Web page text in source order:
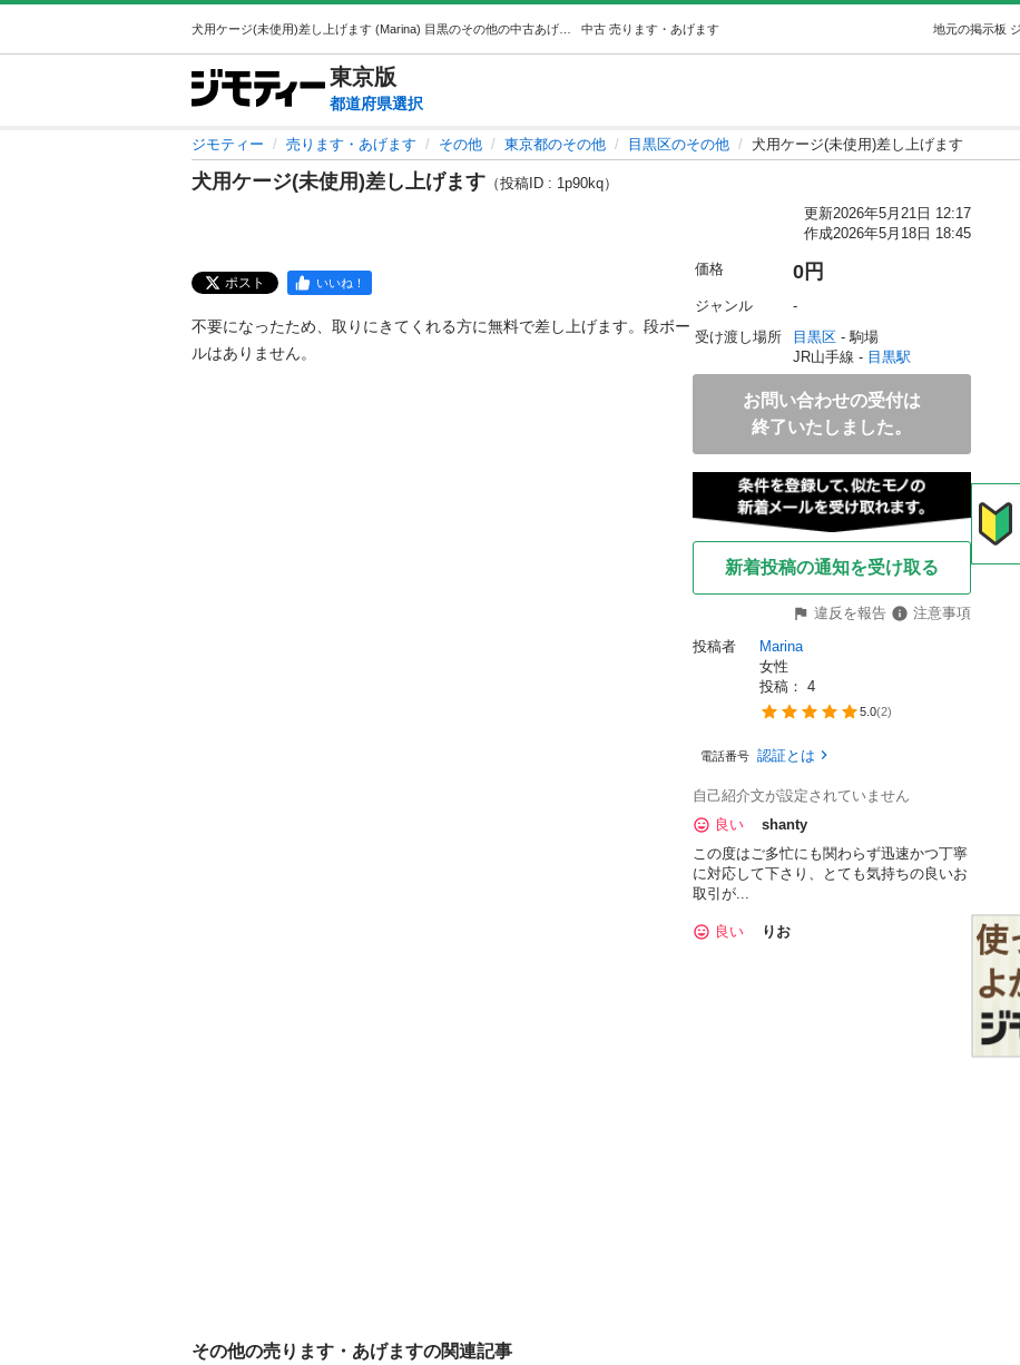
中古 売ります・あげます 地元の掲示板
東京版
都道府県選択
ジモティー 売ります・あげます その他 東京都のその他 目黒区のその他 犬用ケージ(未使用)差し上げます
犬用ケージ(未使用)差し上げます （投稿ID : 1p90kq）
更新2026年5月21日 12:17
作成2026年5月18日 18:45
ポスト いいね！
不要になったため、取りにきてくれる方に無料で差し上げます。段ボー
価格 0円
ジャンル
-
受け渡し場所
目黒区 - 駒場
JR山手線 - 目黒駅
お問い合わせの受付は
終了いたしました。
新着投稿の通知を受け取る
違反を報告
注意事項
投稿者
Marina
女性
投稿： 4
5.0(2)
電話番号 認証とは
自己紹介文が設定されていません
良い
shanty
この度はご多忙にも関わらず迅速かつ丁寧
に対応して下さり、とても気持ちの良いお
取引が...
良い りお
その他の売ります・あげますの関連記事